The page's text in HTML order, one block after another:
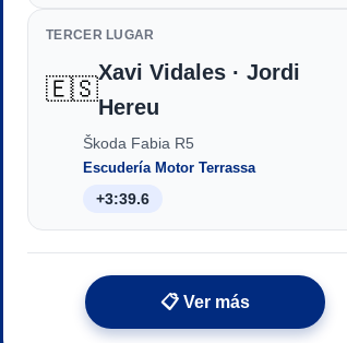
TERCER LUGAR
🇪🇸
Xavi Vidales · Jordi
Hereu
Škoda Fabia R5
Escudería Motor Terrassa
+3:39.6
📋 Ver más